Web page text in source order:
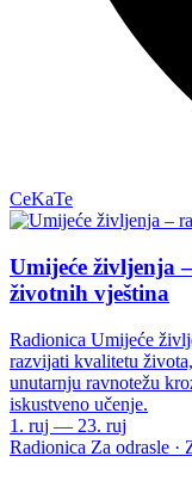
CeKaTe
Umijeće življenja
životnih vještina
Radionica Umijeće
razvijati kvalitetu
unutarnju ravnotežu
iskustveno učenje.
1. ruj — 23. ruj
Radionica Za odrasle ·